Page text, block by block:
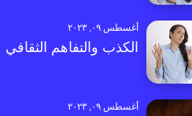
أغسطس ٠٩, ٢٠٢٣
الكذب والتفاهم الثقافي
أغسطس ٠٩, ٢٠٢٣